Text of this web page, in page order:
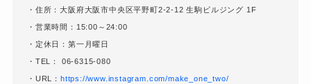
・住所：大阪府大阪市中央区平野町2-2-12 生駒ビルジング 1F
・営業時間：15:00～24:00
・定休日：第一月曜日
・TEL： 06-6315-080
・URL： https://www.instagram.com/make_one_two/